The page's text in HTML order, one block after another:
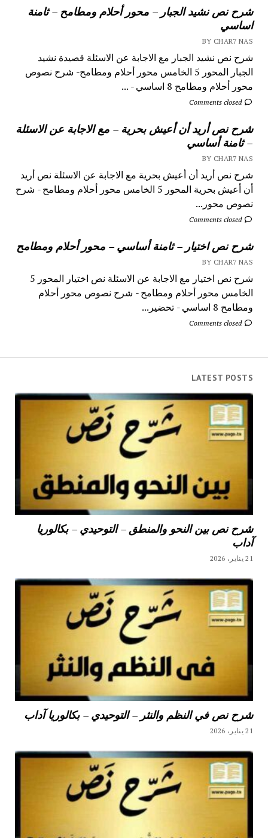
شرح نص نشيد الجبار – محور أحلام ومطامح – ثامنة
اساسي
BY CHAR7 NAS
شرح نص نشيد الجبار مع الاجابة عن الاسئلة قصيدة نشيد
الجبار المحور 5 الخامس محور أحلام ومطامح- شرح نصوص
محور أحلام ومطامح 8 اساسي - ...
Comments closed
شرح نص أريد أن أعيش بحرية – مع الاجابة عن الاسئلة
– ثامنة أساسي
BY CHAR7 NAS
شرح نص أريد أن أعيش بحرية مع الاجابة عن الاسئلة نص أريد
أن أعيش بحرية المحور 5 الخامس محور أحلام ومطامح - شرح
نصوص محور...
Comments closed
شرح نص اختيار – ثامنة أساسي – محور أحلام ومطامح
BY CHAR7 NAS
شرح نص اختيار مع الاجابة عن الاسئلة نص اختيار المحور 5
الخامس محور أحلام ومطامح - شرح نصوص محور أحلام
ومطامح 8 اساسي - تحضير...
Comments closed
LATEST POSTS
شرح نص بين النحو والمنطق – التوحيدي – بكالوريا
آداب
21 يناير، 2026
شرح نص في النظم والنثر – التوحيدي – بكالوريا آداب
21 يناير، 2026